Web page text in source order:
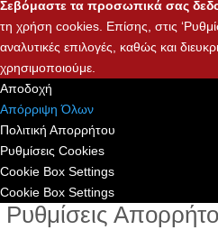
Σεβόμαστε τα προσωπικά σας
τη χρήση cookies. Επίσης, στις
αναλυτικές επιλογές, καθώς και
χρησιμοποιούμε.
Αποδοχή
Απόρριψη Όλων
Πολιτική Απορρήτου
Ρυθμίσεις Cookies
Cookie Box Settings
Cookie Box Settings
Ρυθμίσεις